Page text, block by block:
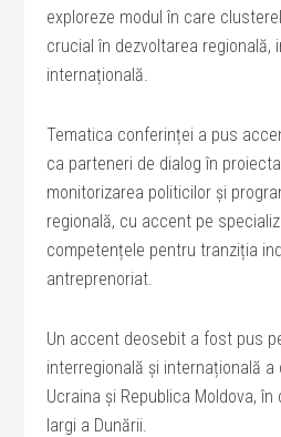
exploreze modul în care
crucial în dezvoltarea regională,
internațională.
Tematica conferinței a pus
ca parteneri de dialog în
monitorizarea politicilor și
regională, cu accent pe
competențele pentru tranziția
antreprenoriat.
Un accent deosebit a fost pus
interregională și internațională
Ucraina și Republica Moldova,
largi a Dunării.